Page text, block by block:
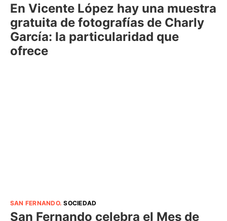
En Vicente López hay una muestra
gratuita de fotografías de Charly
García: la particularidad que
ofrece
SAN FERNANDO.SOCIEDAD
San Fernando celebra el Mes de